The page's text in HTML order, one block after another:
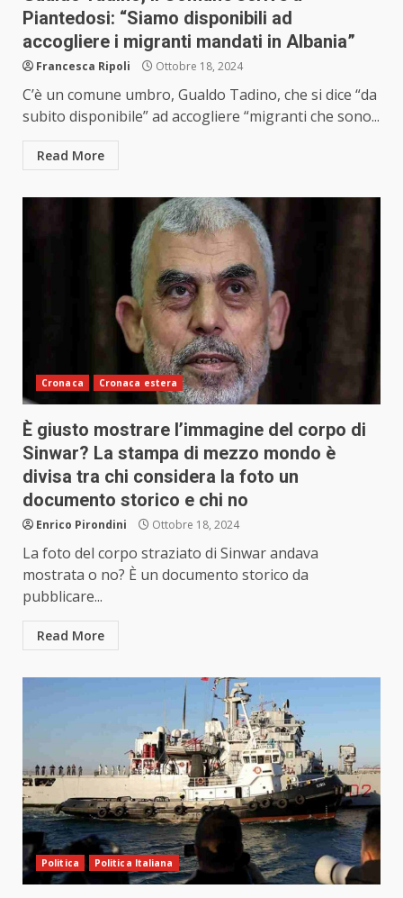
Piantedosi: “Siamo disponibili ad
accogliere i migranti mandati in Albania”
Francesca Ripoli Ottobre 18, 2024
C’è un comune umbro, Gualdo Tadino, che si dice “da
subito disponibile” ad accogliere “migranti che sono...
Read More
Cronaca Cronaca estera
È giusto mostrare l’immagine del corpo di
Sinwar? La stampa di mezzo mondo è
divisa tra chi considera la foto un
documento storico e chi no
Enrico Pirondini Ottobre 18, 2024
La foto del corpo straziato di Sinwar andava
mostrata o no? È un documento storico da
pubblicare...
Read More
Politica Politica Italiana